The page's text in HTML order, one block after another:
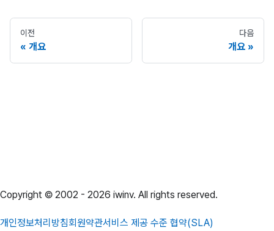
이전
개요
다음
개요
Copyright © 2002 - 2026 iwinv. All rights reserved.
개인정보처리방침회원약관서비스 제공 수준 협약(SLA)